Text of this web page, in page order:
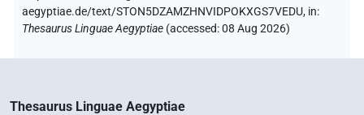
aegyptiae.de/text/STON5DZAMZHNVIDPOKXGS7VEDU, in:
Thesaurus Linguae Aegyptiae (accessed:08 Aug 2026)
Thesaurus Linguae Aegyptiae